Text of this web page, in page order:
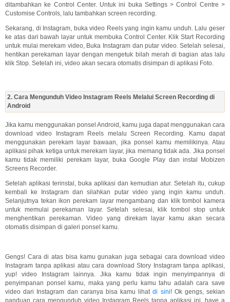
ditambahkan ke Control Center. Untuk ini buka Settings > Control Centre >
Customise Controls, lalu tambahkan screen recording.
Sekarang, di Instagram, buka video Reels yang ingin kamu unduh. Lalu geser
ke atas dari bawah layar untuk membuka Control Center. Klik Start Recording
untuk mulai merekam video, Buka Instagram dan putar video. Setelah selesai,
hentikan perekaman layar dengan mengetuk bilah merah di bagian atas lalu
klik Stop. Setelah ini, video akan secara otomatis disimpan di aplikasi Foto.
2. Cara Mengunduh Video Instagram Reels Melalui Screen Recording di
Android
Jika kamu menggunakan ponsel Android, kamu juga dapat menggunakan cara
download video Instagram Reels melalu Screen Recording. Kamu dapat
menggunakan perekam layar bawaan, jika ponsel kamu memilikinya. Atau
aplikasi pihak ketiga untuk merekam layar, jika memang tidak ada. Jika ponsel
kamu tidak memiliki perekam layar, buka Google Play dan instal Mobizen
Screens Recorder.
Setelah aplikasi terinstal, buka aplikasi dan kemudian atur. Setelah itu, cukup
kembali ke Instagram dan silahkan putar video yang ingin kamu unduh.
Selanjutnya tekan ikon perekam layar mengambang dan klik tombol kamera
untuk memulai perekaman layar. Setelah selesai, klik tombol stop untuk
menghentikan perekaman. Video yang direkam layar kamu akan secara
otomatis disimpan di galeri ponsel kamu.
Gengs! Cara di atas bisa kamu gunakan juga sebagai cara download video
Instagram tanpa aplikasi atau cara download Story Instagram tanpa aplikasi,
yup! video Instagram lainnya. Jika kamu tidak ingin menyimpannya di
penyimpanan ponsel kamu, maka yang perlu kamu tahu adalah cara save
video dari Instagram dan caranya bisa kamu lihatdi sini! Ok gengs, sekian
panduan cara mengunduh video Instagram Reels tanpa aplikasi ini, have a